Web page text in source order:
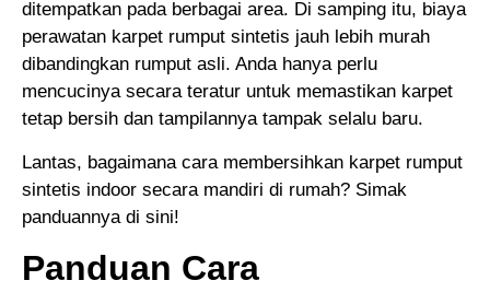
ditempatkan pada berbagai area. Di samping itu, biaya
perawatan karpet rumput sintetis jauh lebih murah
dibandingkan rumput asli. Anda hanya perlu
mencucinya secara teratur untuk memastikan karpet
tetap bersih dan tampilannya tampak selalu baru.
Lantas, bagaimana cara membersihkan karpet rumput
sintetis indoor secara mandiri di rumah? Simak
panduannya di sini!
Panduan Cara